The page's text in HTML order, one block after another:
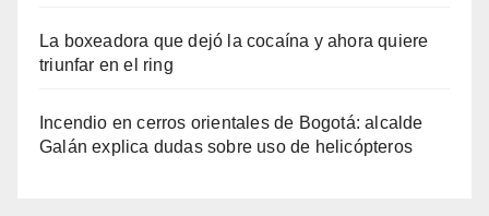
La boxeadora que dejó la cocaína y ahora quiere
triunfar en el ring​
Incendio en cerros orientales de Bogotá: alcalde
Galán explica dudas sobre uso de helicópteros